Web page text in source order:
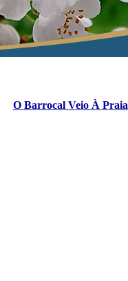
O Barrocal Veio À Praia